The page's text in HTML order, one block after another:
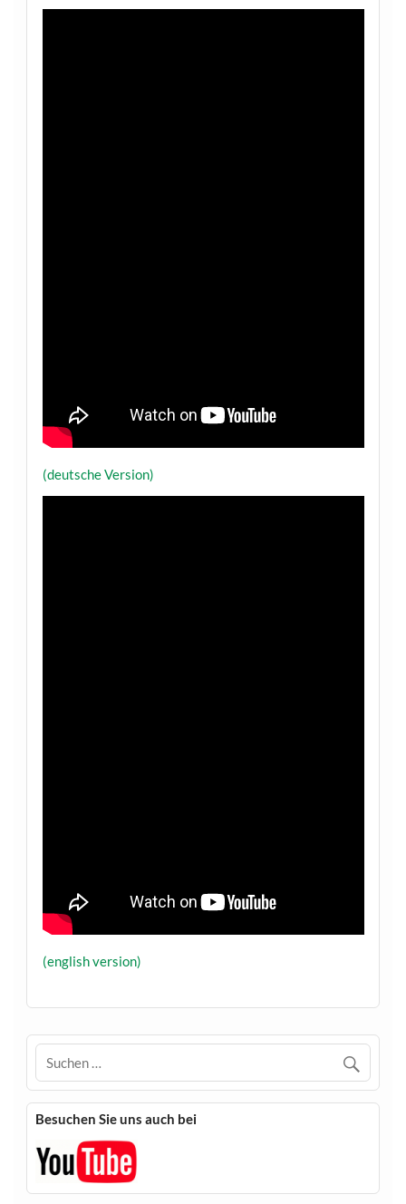
(deutsche Version)
(english version)
Besuchen Sie uns auch bei